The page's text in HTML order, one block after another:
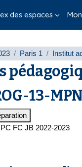
des espaces
Paris 1 Institut
13-
FC JB 2022-2023